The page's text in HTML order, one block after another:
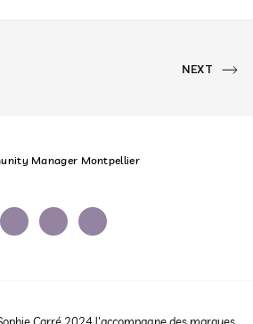
NEXT
NEXT
Manager Montpellier